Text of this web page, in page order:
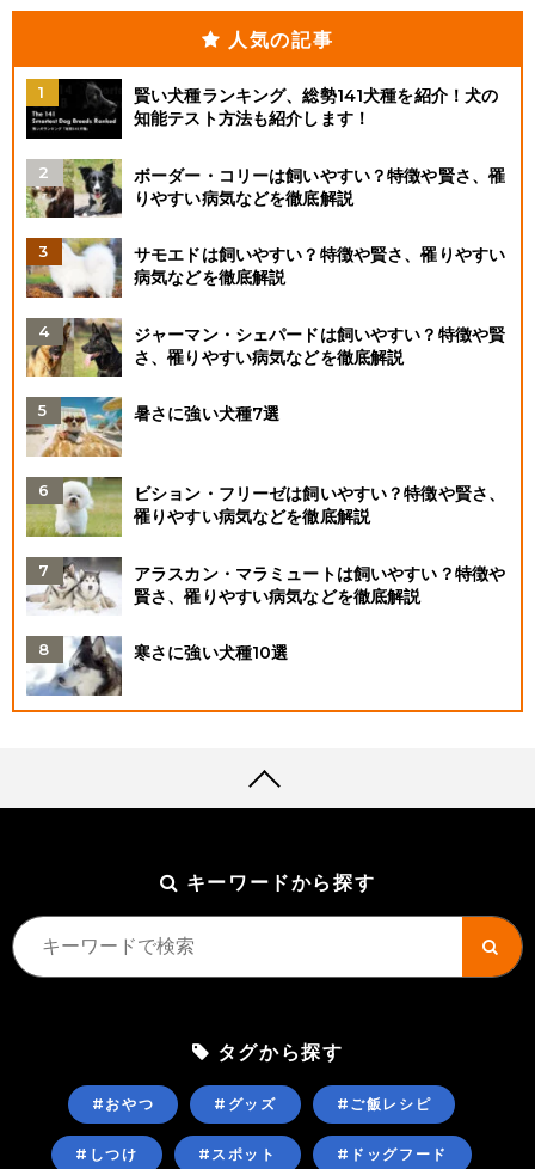
人気の記事
賢い犬種ランキング、総勢141犬種を紹介！犬の
知能テスト方法も紹介します！
ボーダー・コリーは飼いやすい？特徴や賢さ、罹
りやすい病気などを徹底解説
サモエドは飼いやすい？特徴や賢さ、罹りやすい
病気などを徹底解説
ジャーマン・シェパードは飼いやすい？特徴や賢
さ、罹りやすい病気などを徹底解説
暑さに強い犬種7選
ビション・フリーゼは飼いやすい？特徴や賢さ、
罹りやすい病気などを徹底解説
アラスカン・マラミュートは飼いやすい？特徴や
賢さ、罹りやすい病気などを徹底解説
寒さに強い犬種10選
キーワードから探す
タグから探す
#おやつ #グッズ #ご飯レシピ
#しつけ #スポット #ドッグフード